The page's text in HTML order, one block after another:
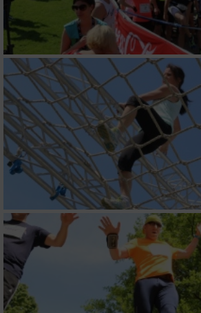
Verwendung reduzierter Daten zur
von Inhalten
IAB-Besonderheiten:
Verwendung genauer Standortdaten
Geräte anhand von aktiv angeforderten
Informationen identifizieren
Nicht-IAB-Verarbeitungszwecke:
Notwendig
Performance
Funktional
Werbung